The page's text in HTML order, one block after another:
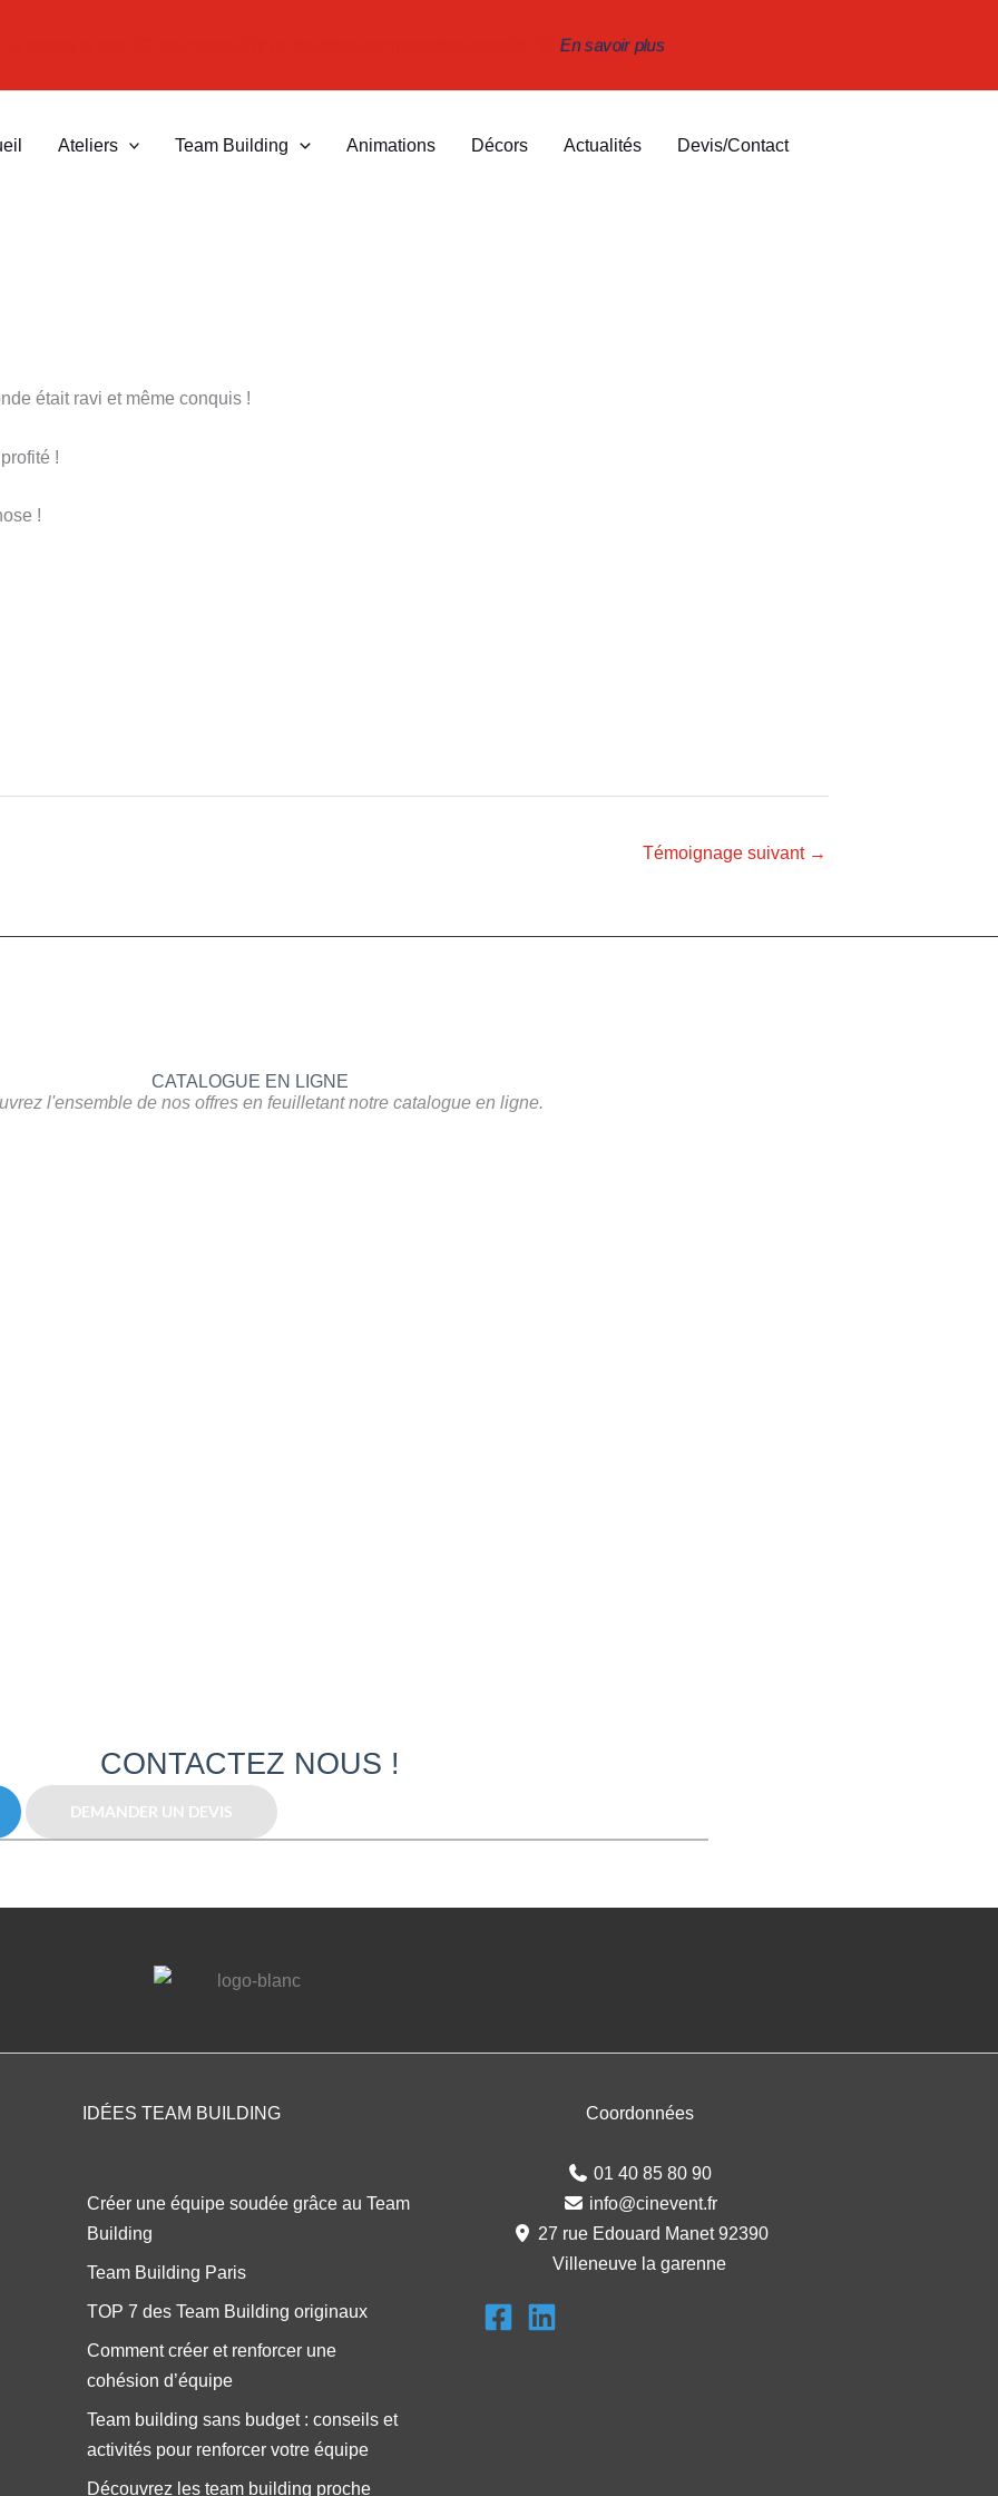
monde et des JO pour vous offrir un doublage commentaires sportifs 🏆En savoir plus
Ateliers Team Building Animations Décors Actualités Devis/Contact
était ravi et même conquis !
!
!
Témoignage suivant →
CATALOGUE EN LIGNE
l'ensemble de nos offres en feuilletant notre catalogue en ligne.
CONTACTEZ NOUS !
DEMANDER UN DEVIS
IDÉES TEAM BUILDING
Créer une équipe soudée grâce au Team
Building
Team Building Paris
TOP 7 des Team Building originaux
Comment créer et renforcer une
cohésion d’équipe
Team building sans budget : conseils et
activités pour renforcer votre équipe
Découvrez les team building proche
Coordonnées
01 40 85 80 90
info@cinevent.fr
27 rue Edouard Manet 92390
Villeneuve la garenne